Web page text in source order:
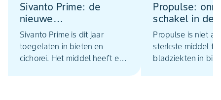
Sivanto Prime: de
nieuwe
bladluisbestrijder in
bieten en cichorei
Sivanto Prime is dit jaar
toegelaten in bieten en
cichorei. Het middel heeft een
Propulse:
schakel in de
bietenteelt
Propulse is niet
sterkste middel
bladziekten in